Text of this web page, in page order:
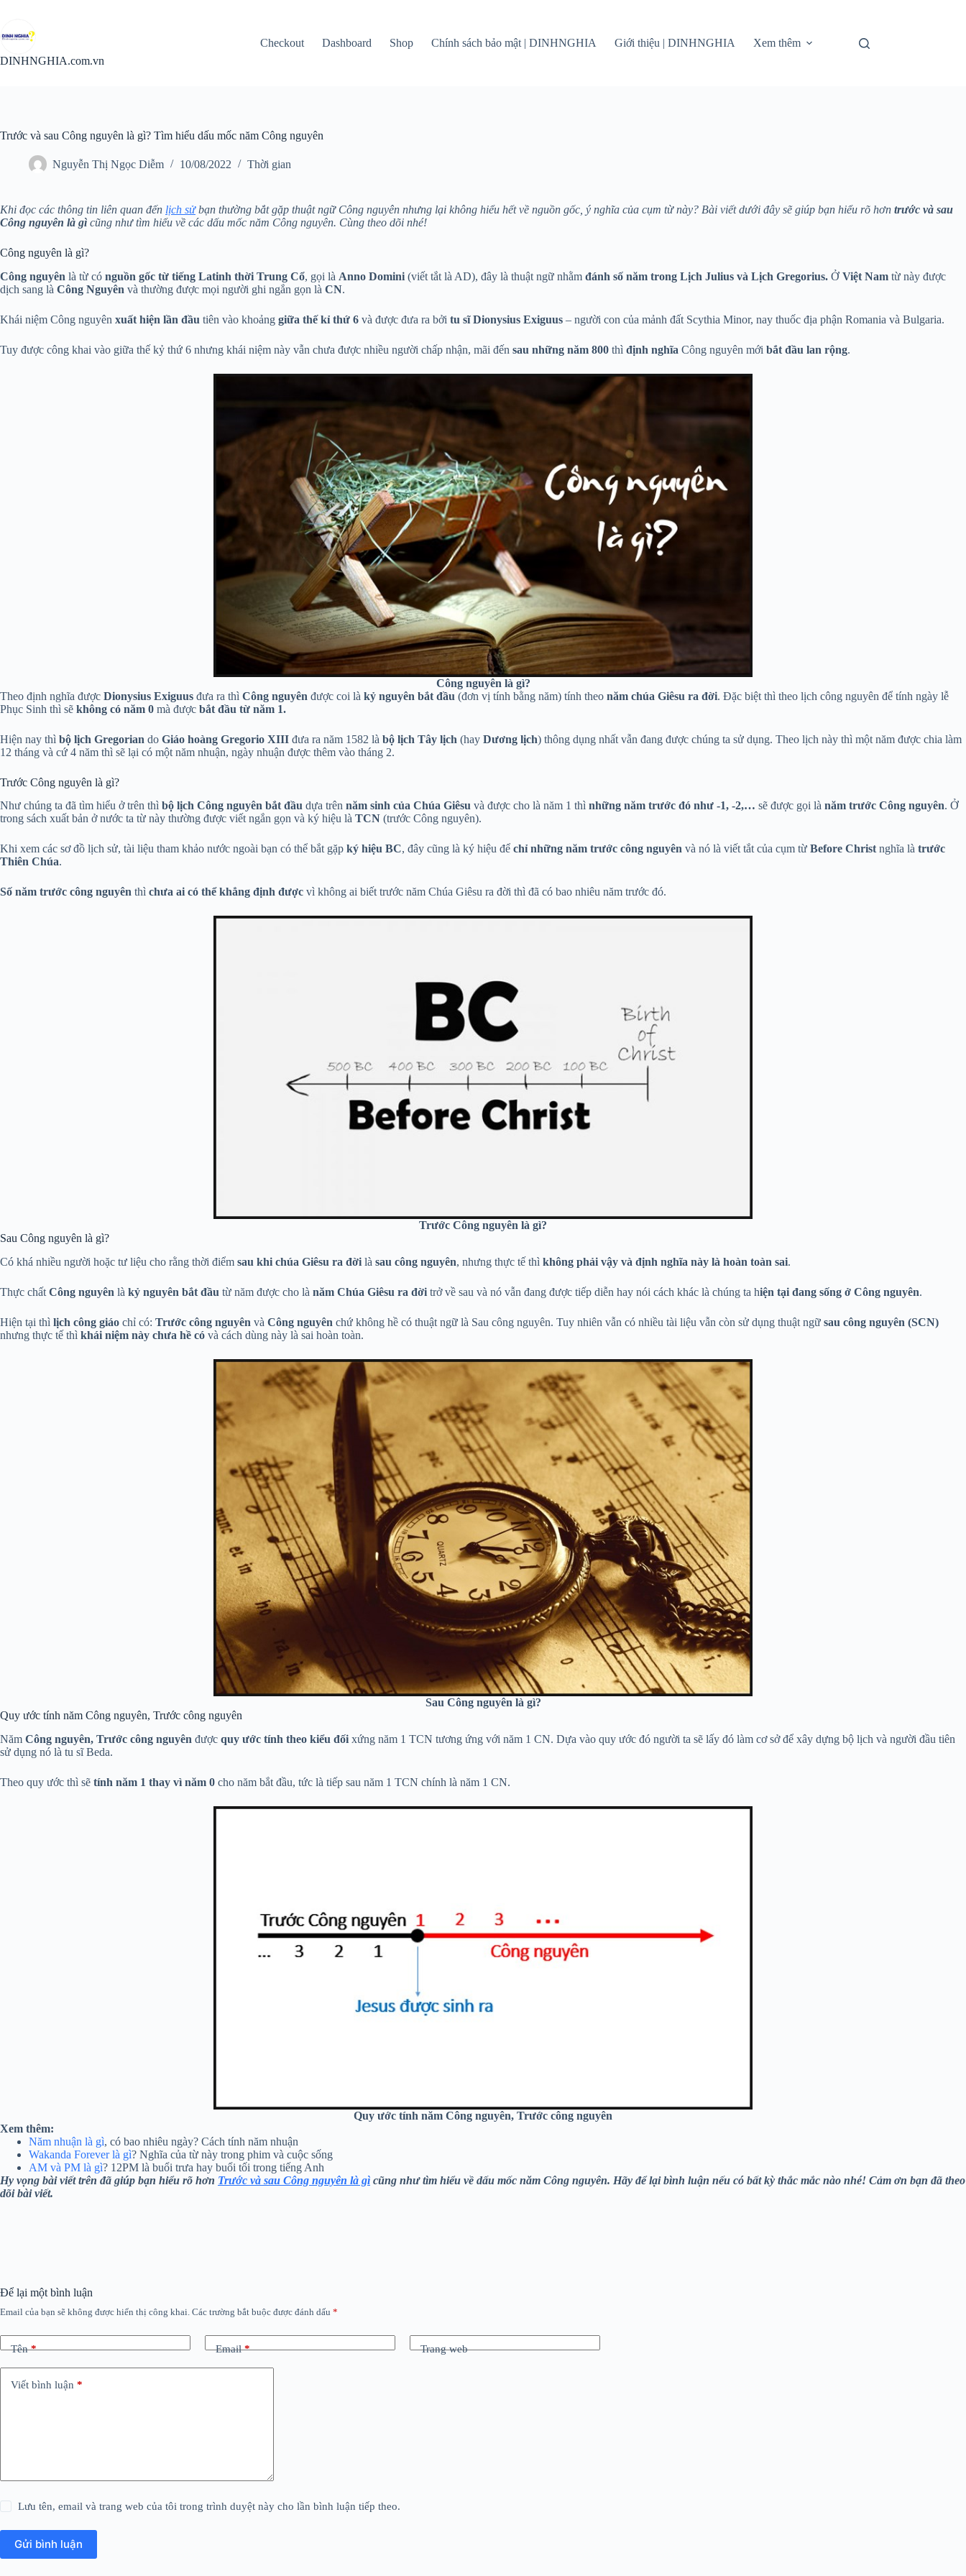
phần
nội
dung
DINHNGHIA.com.vn
Checkout Dashboard Shop Chính sách bảo mật | DINHNGHIA Giới thiệu | DINHNGHIA Xem thêm
Trước và sau Công nguyên là gì? Tìm hiểu dấu mốc năm Công nguyên
Nguyễn Thị Ngọc Diễm 10/08/2022 Thời gian
Khi đọc các thông tin liên quan đến lịch sửbạn thường bắt gặp thuật ngữ Công nguyên nhưng lại không hiểu hết về nguồn gốc, ý nghĩa của cụm từ này? Bài viết dưới đây sẽ giúp bạn hiểu rõ hơn trước và sau
Công nguyên là gì cũng như tìm hiểu về các dấu mốc năm Công nguyên. Cùng theo dõi nhé!
Công nguyên là gì?
Công nguyên là từ có nguồn gốc từ tiếng Latinh thời Trung Cổ, gọi là Anno Domini (viết tắt là AD), đây là thuật ngữ nhằm đánh số năm trong Lịch Julius và Lịch Gregorius. Ở Việt Nam từ này được
dịch sang là Công Nguyên và thường được mọi người ghi ngắn gọn là CN.
Khái niệm Công nguyên xuất hiện lần đầu tiên vào khoảng giữa thế kỉ thứ 6 và được đưa ra bởi tu sĩ Dionysius Exiguus – người con của mảnh đất Scythia Minor, nay thuốc địa phận Romania và Bulgaria.
Tuy được công khai vào giữa thế kỷ thứ 6 nhưng khái niệm này vẫn chưa được nhiều người chấp nhận, mãi đến sau những năm 800 thì định nghĩa Công nguyên mới bắt đầu lan rộng.
Công nguyên là gì?
Theo định nghĩa được Dionysius Exiguus đưa ra thì Công nguyên được coi là kỷ nguyên bắt đầu (đơn vị tính bằng năm) tính theo năm chúa Giêsu ra đời. Đặc biệt thì theo lịch công nguyên để tính ngày lễ
Phục Sinh thì sẽ không có năm 0 mà được bắt đầu từ năm 1.
Hiện nay thì bộ lịch Gregorian do Giáo hoàng Gregorio XIII đưa ra năm 1582 là bộ lịch Tây lịch (hay Dương lịch) thông dụng nhất vẫn đang được chúng ta sử dụng. Theo lịch này thì một năm được chia làm
12 tháng và cứ 4 năm thì sẽ lại có một năm nhuận, ngày nhuận được thêm vào tháng 2.
Trước Công nguyên là gì?
Như chúng ta đã tìm hiểu ở trên thì bộ lịch Công nguyên bắt đầu dựa trên năm sinh của Chúa Giêsu và được cho là năm 1 thì những năm trước đó như -1, -2,… sẽ được gọi là năm trước Công nguyên. Ở
trong sách xuất bản ở nước ta từ này thường được viết ngắn gọn và ký hiệu là TCN (trước Công nguyên).
Khi xem các sơ đồ lịch sử, tài liệu tham khảo nước ngoài bạn có thể bắt gặp ký hiệu BC, đây cũng là ký hiệu để chỉ những năm trước công nguyên và nó là viết tắt của cụm từ Before Christnghĩa là trước
Thiên Chúa.
Số năm trước công nguyên thì chưa ai có thể khẳng định được vì không ai biết trước năm Chúa Giêsu ra đời thì đã có bao nhiêu năm trước đó.
Trước Công nguyên là gì?
Sau Công nguyên là gì?
Có khá nhiều người hoặc tư liệu cho rằng thời điểm sau khi chúa Giêsu ra đời là sau công nguyên, nhưng thực tế thì không phải vậy và định nghĩa này là hoàn toàn sai.
Thực chất Công nguyên là kỷ nguyên bắt đầu từ năm được cho là năm Chúa Giêsu ra đời trở về sau và nó vẫn đang được tiếp diễn hay nói cách khác là chúng ta hiện tại đang sống ở Công nguyên.
Hiện tại thì lịch công giáo chỉ có: Trước công nguyên và Công nguyên chứ không hề có thuật ngữ là Sau công nguyên. Tuy nhiên vẫn có nhiều tài liệu vẫn còn sử dụng thuật ngữ sau công nguyên (SCN)
nhưng thực tế thì khái niệm này chưa hề có và cách dùng này là sai hoàn toàn.
Sau Công nguyên là gì?
Quy ước tính năm Công nguyên, Trước công nguyên
Năm Công nguyên, Trước công nguyên được quy ước tính theo kiểu đối xứng năm 1 TCN tương ứng với năm 1 CN. Dựa vào quy ước đó người ta sẽ lấy đó làm cơ sở để xây dựng bộ lịch và người đầu tiên
sử dụng nó là tu sĩ Beda.
Theo quy ước thì sẽ tính năm 1 thay vì năm 0 cho năm bắt đầu, tức là tiếp sau năm 1 TCN chính là năm 1 CN.
Quy ước tính năm Công nguyên, Trước công nguyên
Xem thêm:
Năm nhuận là gì, có bao nhiêu ngày? Cách tính năm nhuận
Wakanda Forever là gì? Nghĩa của từ này trong phim và cuộc sống
AM và PM là gì? 12PM là buổi trưa hay buổi tối trong tiếng Anh
Hy vọng bài viết trên đã giúp bạn hiểu rõ hơn Trước và sau Công nguyên là gì cũng như tìm hiểu về dấu mốc năm Công nguyên. Hãy để lại bình luận nếu có bất kỳ thắc mắc nào nhé! Cảm ơn bạn đã theo
dõi bài viết.
Để lại một bình luận
Email của bạn sẽ không được hiển thị công khai. Các trường bắt buộc được đánh dấu *
Tên* Email* Trang web
Viết bình luận *
Lưu tên, email và trang web của tôi trong trình duyệt này cho lần bình luận tiếp theo.
Gửi bình luận